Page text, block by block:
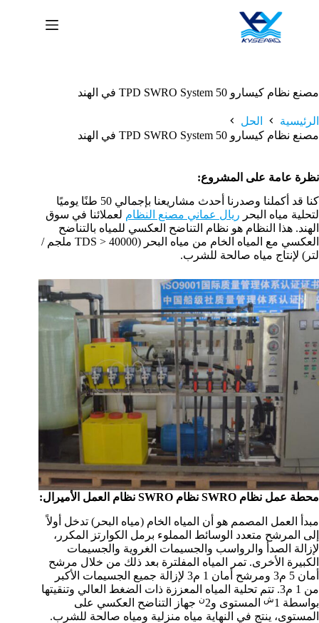
مصنع نظام كيسارو 50 TPD SWRO System في الهند
الرئيسية
الحل
مصنع نظام كيسارو 50 TPD SWRO System في الهند
نظرة عامة على المشروع:
كنا قد أكملنا وصدرنا أحدث مشاريعنا بإجمالي 50 طنًا يوميًا
لتحلية مياه البحر ريال عماني مصنع النظام لعملائنا في سوق
الهند. هذا النظام هو نظام التناضح العكسي للمياه بالتناضح
العكسي مع المياه الخام من مياه البحر (TDS > 40000 ملجم /
لتر) لإنتاج مياه صالحة للشرب.
محطة عمل نظام SWRO نظام SWRO نظام العمل الأميرال:
مبدأ العمل المصمم هو أن المياه الخام (مياه البحر) تدخل أولاً
إلى المرشح متعدد الوسائط المملوء برمل الكوارتز المكرر،
لإزالة الصدأ والرواسب والجسيمات الغروية والجسيمات
الكبيرة الأخرى. تمر المياه المفلترة بعد ذلك من خلال مرشح
أمان 5 م3 ومرشح أمان 1 م3 لإزالة جميع الجسيمات الأكبر
من 1 م3. تتم تحلية المياه المعززة ذات الضغط العالي وتنقيتها
بواسطة 1
ش المستوى و2 𞸍 جهاز التناضح العكسي على
المستوى، ينتج في النهاية مياه منزلية ومياه صالحة للشرب.